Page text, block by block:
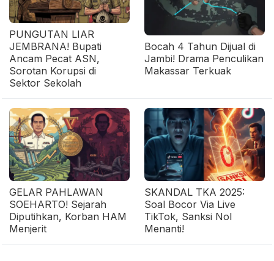
PUNGUTAN LIAR
JEMBRANA! Bupati
Ancam Pecat ASN,
Sorotan Korupsi di
Sektor Sekolah
Bocah 4 Tahun Dijual di
Jambi! Drama Penculikan
Makassar Terkuak
GELAR PAHLAWAN
SOEHARTO! Sejarah
Diputihkan, Korban HAM
Menjerit
SKANDAL TKA 2025:
Soal Bocor Via Live
TikTok, Sanksi Nol
Menanti!